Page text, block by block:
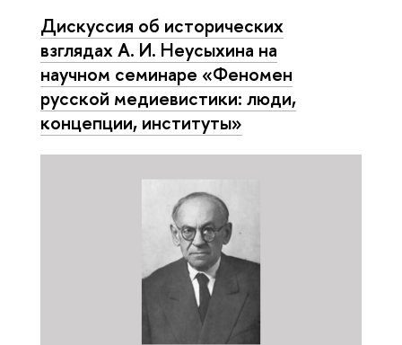
Дискуссия об исторических
взглядах А. И. Неусыхина на
научном семинаре «Феномен
русской медиевистики: люди,
концепции, институты»